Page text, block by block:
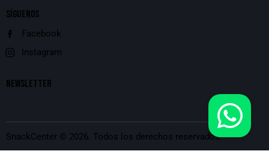
SÍGUENOS
Facebook
Instagram
NEWSLETTER
SnackCenter © 2026. Todos los derechos reservados.